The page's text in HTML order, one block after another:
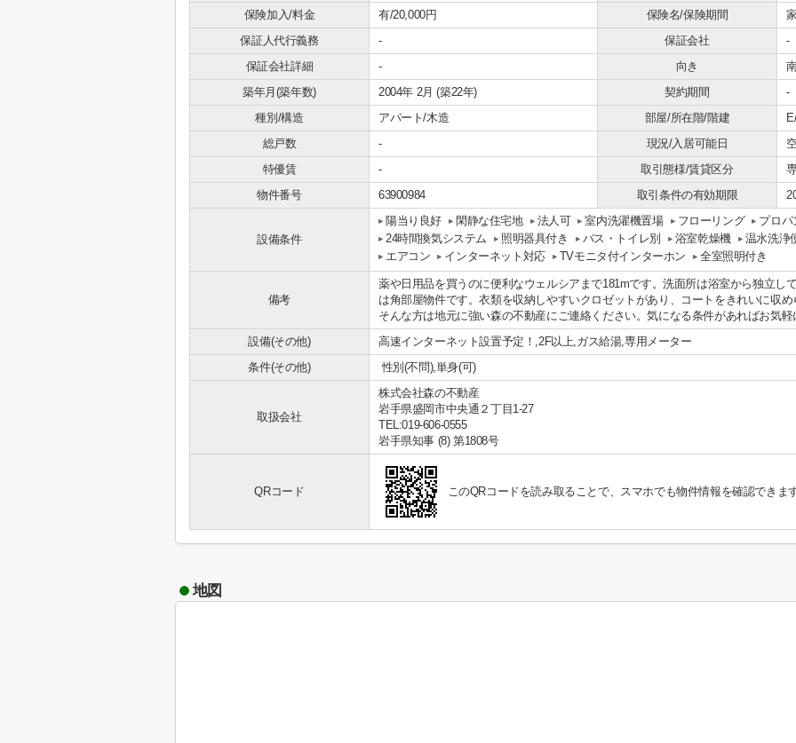
保険加入/料金
有/20,000円 保険名/保険期間
保証人代行義務
- 保証会社
-
保証会社詳細
- 向き
築年月(築年数)
2004年 2月 (築22年) 契約期間
-
種別/構造
アパート/木造 部屋/所在階/階建
総戸数
- 現況/入居可能日
特優賃
- 取引態様/賃貸区分
物件番号
63900984 取引条件の有効期限
設備条件
陽当り良好 閑静な住宅地 法人可 室内洗濯機置場 フローリング
プロパ
24時間換気システム
照明器具付き バス・トイレ別 浴室乾燥機
温水洗浄
エアコン
インターネット対応 TVモニタ付インターホン 全室照明付き
備考
薬や日用品を買うのに便利なウェルシアまで181mです。洗面所は浴室から独立し
は角部屋物件です。衣類を収納しやすいクロゼットがあり、コートをきれいに収
そんな方は地元に強い森の不動産にご連絡ください。気になる条件があればお気
設備(その他)
高速インターネット設置予定！,2F以上,ガス給湯,専用メーター
条件(その他)
性別(不問),単身(可)
取扱会社
株式会社森の不動産
岩手県盛岡市中央通２丁目1-27
TEL:019-606-0555
岩手県知事 (8) 第1808号
QRコード このQRコードを読み取ることで、スマホでも物件情報を確認できま
地図